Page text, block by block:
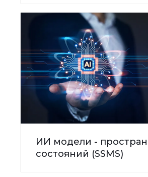
ИИ модели -
состояний (SSMS)